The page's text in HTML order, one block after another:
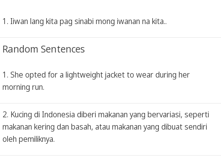
1. Iiwan lang kita pag sinabi mong iwanan na kita..
Random Sentences
1. She opted for a lightweight jacket to wear during her
morning run.
2. Kucing di Indonesia diberi makanan yang bervariasi, seperti
makanan kering dan basah, atau makanan yang dibuat sendiri
oleh pemiliknya.